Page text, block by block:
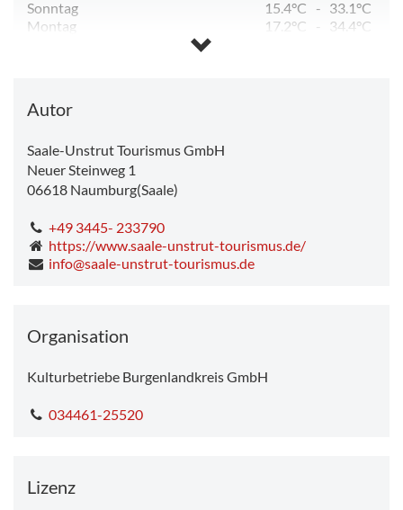
Sonntag 15.4°C - 33.1°C
Montag
17.2°C -
34.4°C
Autor
Saale-Unstrut Tourismus GmbH
Neuer Steinweg 1
06618 Naumburg(Saale)
+49 3445- 233790
https://www.saale-unstrut-tourismus.de/
info@saale-unstrut-tourismus.de
Organisation
Kulturbetriebe Burgenlandkreis GmbH
034461-25520
Lizenz